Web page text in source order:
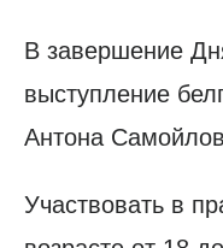
В завершение
выступление
Антона
Участвовать в